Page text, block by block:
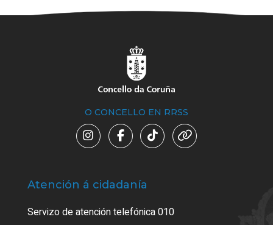
O CONCELLO EN RRSS
Atención á cidadanía
Servizo de atención telefónica 010